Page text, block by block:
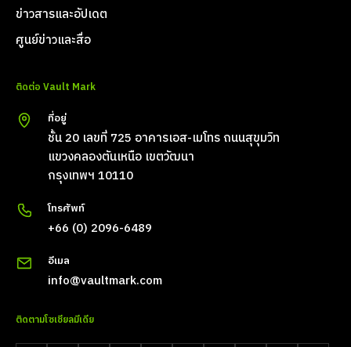
ข่าวสารและอัปเดต
ศูนย์ข่าวและสื่อ
ติดต่อ Vault Mark
ที่อยู่
ชั้น 20 เลขที่ 725 อาคารเอส-เมโทร ถนนสุขุมวิท
แขวงคลองตันเหนือ เขตวัฒนา
กรุงเทพฯ 10110
โทรศัพท์
+66 (0) 2096-6489
อีเมล
info@vaultmark.com
ติดตามโซเชียลมีเดีย